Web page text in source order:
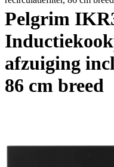
Pelgrim
afzuiging
86 cm breed